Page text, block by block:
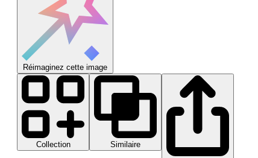
Réimaginez cette image
Collection
Similaire